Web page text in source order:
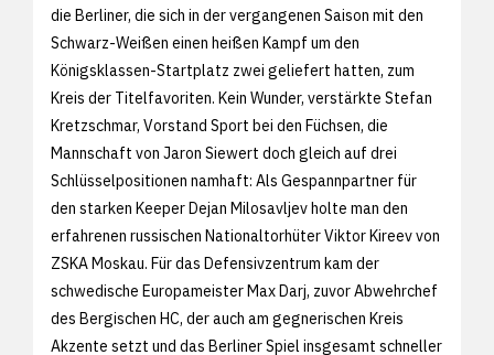
die Berliner, die sich in der vergangenen Saison mit den
Schwarz-Weißen einen heißen Kampf um den
Königsklassen-Startplatz zwei geliefert hatten, zum
Kreis der Titelfavoriten. Kein Wunder, verstärkte Stefan
Kretzschmar, Vorstand Sport bei den Füchsen, die
Mannschaft von Jaron Siewert doch gleich auf drei
Schlüsselpositionen namhaft: Als Gespannpartner für
den starken Keeper Dejan Milosavljev holte man den
erfahrenen russischen Nationaltorhüter Viktor Kireev von
ZSKA Moskau. Für das Defensivzentrum kam der
schwedische Europameister Max Darj, zuvor Abwehrchef
des Bergischen HC, der auch am gegnerischen Kreis
Akzente setzt und das Berliner Spiel insgesamt schneller